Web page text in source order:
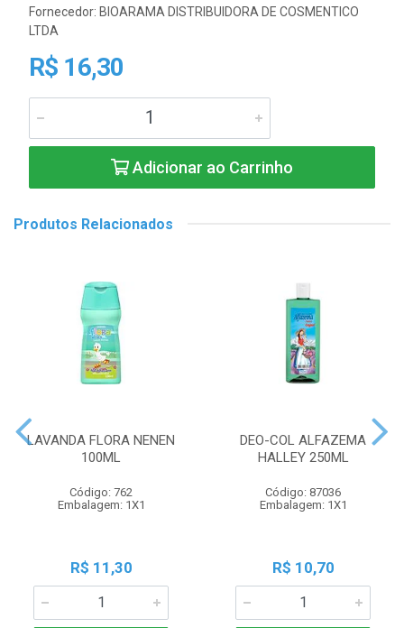
Fornecedor: BIOARAMA DISTRIBUIDORA DE COSMENTICO
LTDA
R$ 16,30
Adicionar ao Carrinho
Produtos Relacionados
LAVANDA FLORA NENEN
100ML
Código: 762
Embalagem: 1X1
R$ 11,30
DEO-COL ALFAZEMA
HALLEY 250ML
Código: 87036
Embalagem: 1X1
R$ 10,70